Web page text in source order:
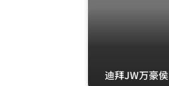
迪拜JW万豪